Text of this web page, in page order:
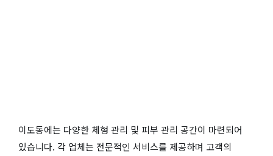
이도동에는 다양한 체형 관리 및 피부 관리 공간이 마련되어
있습니다. 각 업체는 전문적인 서비스를 제공하며 고객의